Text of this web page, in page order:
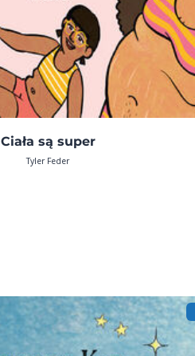
Ciała są super
Tyler Feder